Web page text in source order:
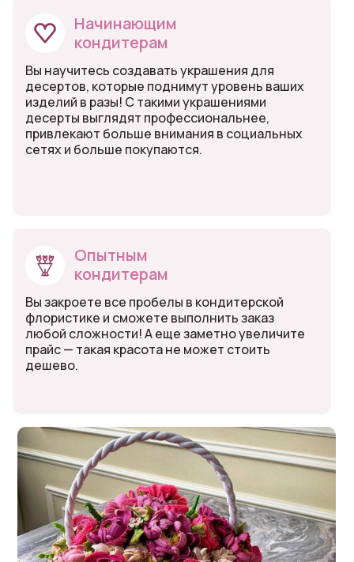
Вы научитесь создавать украшения для
десертов, которые поднимут уровень ваших
изделий в разы! С такими украшениями
десерты выглядят профессиональнее,
привлекают больше внимания в социальных
сетях и больше покупаются.
Начинающим
кондитерам
Вы закроете все пробелы в кондитерской
флористике и сможете выполнить заказ
любой сложности! А еще заметно увеличите
прайс — такая красота не может стоить
дешево.
Опытным
кондитерам